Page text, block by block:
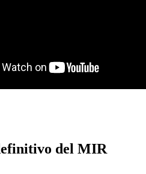
del MIR